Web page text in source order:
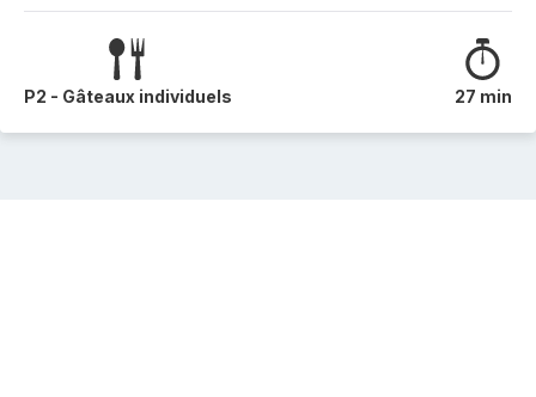
P2 - Gâteaux individuels 27 min